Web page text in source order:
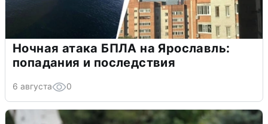
Ночная атака БПЛА на Ярославль:
попадания и последствия
6 августа 0